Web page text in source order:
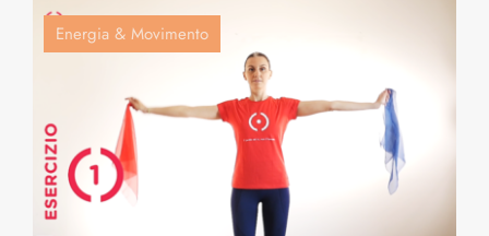
Energia & Movimento